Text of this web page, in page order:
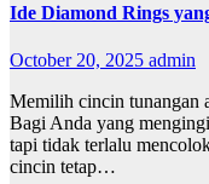
Ide Diamond Rings
October 20, 2025 admin
Memilih cincin tunangan
Bagi Anda yang
tapi tidak terlalu
cincin tetap…